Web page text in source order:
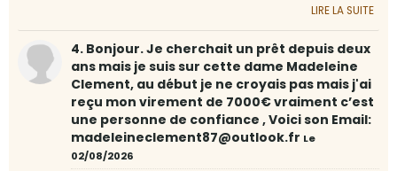
LIRE LA SUITE
4. Bonjour. Je cherchait un prêt depuis deux
ans mais je suis sur cette dame Madeleine
Clement, au début je ne croyais pas mais j'ai
reçu mon virement de 7000€ vraiment c’est
une personne de confiance , Voici son Email:
madeleineclement87@outlook.fr Le
02/08/2026